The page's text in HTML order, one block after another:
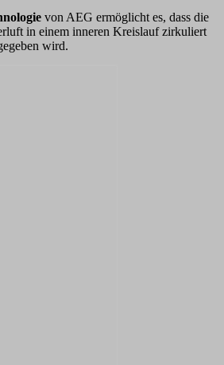
von AEG ermöglicht es, dass die
in einem inneren Kreislauf zirkuliert
wird.